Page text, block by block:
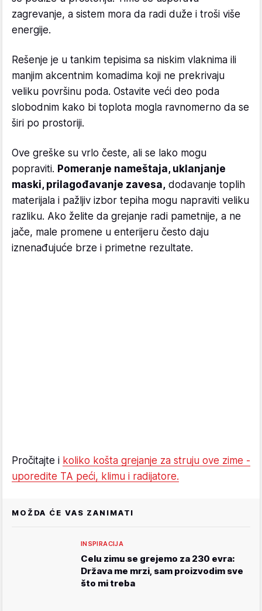
zagrevanje, a sistem mora da radi duže i troši više
energije.
Rešenje je u tankim tepisima sa niskim vlaknima ili
manjim akcentnim komadima koji ne prekrivaju
veliku površinu poda. Ostavite veći deo poda
slobodnim kako bi toplota mogla ravnomerno da se
širi po prostoriji.
Ove greške su vrlo česte, ali se lako mogu
popraviti. Pomeranje nameštaja, uklanjanje
maski, prilagođavanje zavesa, dodavanje toplih
materijala i pažljiv izbor tepiha mogu napraviti veliku
razliku. Ako želite da grejanje radi pametnije, a ne
jače, male promene u enterijeru često daju
iznenađujuće brze i primetne rezultate.
Pročitajte i koliko košta grejanje za struju ove zime -
uporedite TA peći, klimu i radijatore.
MOŽDA ĆE VAS ZANIMATI
INSPIRACIJA
Celu zimu se grejemo za 230 evra:
Država me mrzi, sam proizvodim sve
što mi treba